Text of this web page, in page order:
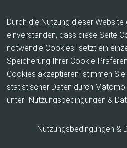
Durch die Nutzung dieser
einverstanden, dass diese Seite
notwendie Cookies" setzt ein
Speicherung Ihrer Cookie-
Cookies akzeptieren" stimmen Sie
statistischer Daten durch
unter "Nutzungsbedingungen &
Nutzungsbedingungen &
Betriebliche